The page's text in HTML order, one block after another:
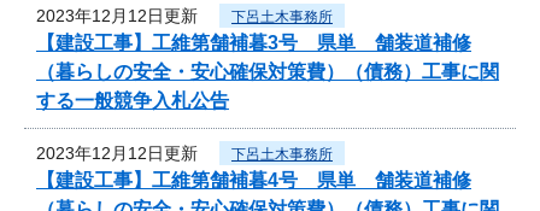
2023年12月12日更新 下呂土木事務所
【建設工事】工維第舗補暮3号 県単 舗装道補修
（暮らしの安全・安心確保対策費）（債務）工事に関
する一般競争入札公告
2023年12月12日更新 下呂土木事務所
【建設工事】工維第舗補暮4号 県単 舗装道補修